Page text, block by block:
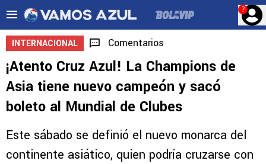
?
INTERNACIONAL Comentarios
¡Atento Cruz Azul! La Champions de
Asia tiene nuevo campeón y sacó
boleto al Mundial de Clubes
Este sábado se definió el nuevo monarca del
continente asiático, quien podría cruzarse con